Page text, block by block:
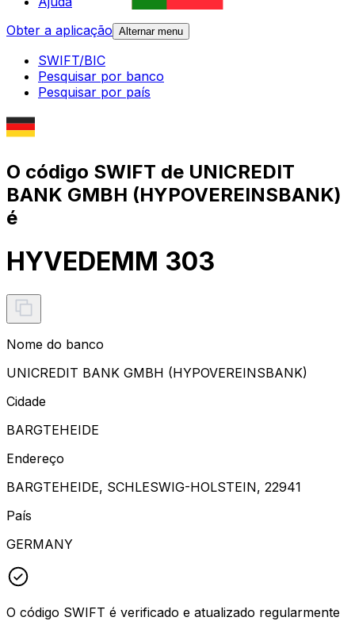
Obter a aplicação Alternar menu
SWIFT/BIC
Pesquisar por banco
Pesquisar por país
O código SWIFT de UNICREDIT
BANK GMBH (HYPOVEREINSBANK)
é
HYVEDEMM 303
Nome do banco
UNICREDIT BANK GMBH (HYPOVEREINSBANK)
Cidade
BARGTEHEIDE
Endereço
BARGTEHEIDE, SCHLESWIG-HOLSTEIN, 22941
País
GERMANY
O código SWIFT é verificado e atualizado regularmente